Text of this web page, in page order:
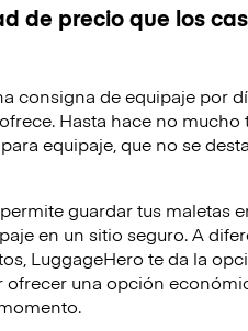
de precio que los
consigna de equipaje por
Hasta hace no
equipaje, que no se
guardar tus maletas
en un sitio seguro. A
LuggageHero te da la
una opción